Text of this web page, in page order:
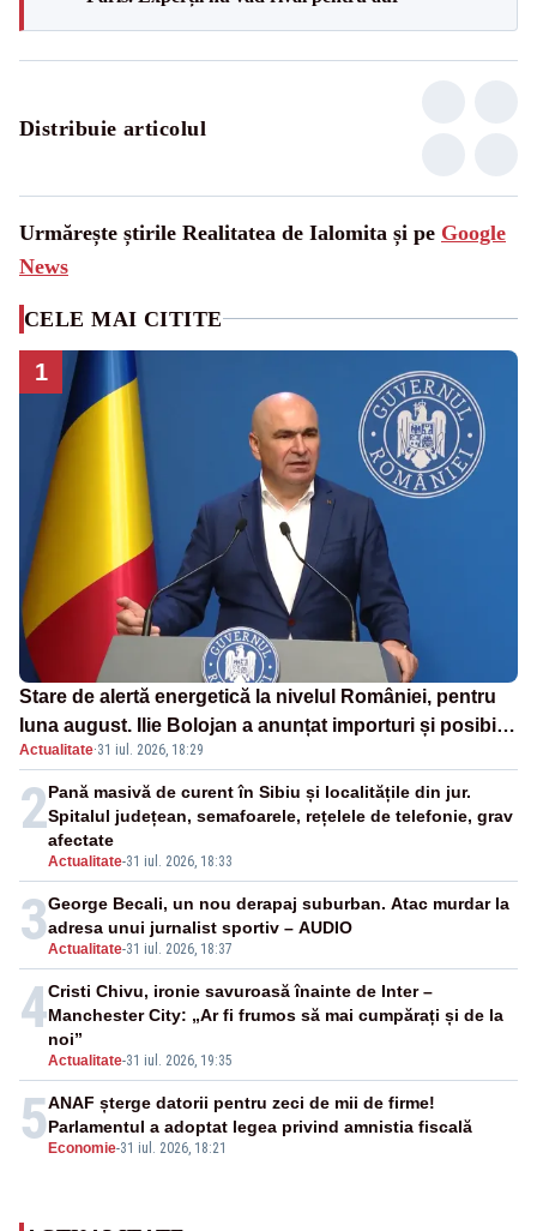
Distribuie articolul
Urmărește știrile Realitatea de Ialomita și pe Google
News
CELE MAI CITITE
1
Stare de alertă energetică la nivelul României, pentru
luna august. Ilie Bolojan a anunțat importuri și posibile
restricții – VIDEO
Actualitate·31 iul. 2026, 18:29
2
Actualitate-31 iul. 2026, 18:33
Pană masivă de curent în Sibiu și localitățile din jur.
Spitalul județean, semafoarele, rețelele de telefonie, grav
afectate
3Actualitate-31 iul. 2026, 18:37
George Becali, un nou derapaj suburban. Atac murdar la
adresa unui jurnalist sportiv – AUDIO
4
Actualitate-31 iul. 2026, 19:35
Cristi Chivu, ironie savuroasă înainte de Inter –
Manchester City: „Ar fi frumos să mai cumpărați și de la
noi”
5 Economie-31 iul. 2026, 18:21
ANAF șterge datorii pentru zeci de mii de firme!
Parlamentul a adoptat legea privind amnistia fiscală